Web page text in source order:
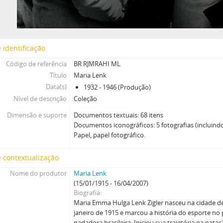
identificação
Código de referência
BR RJMRAHI ML
Título
Maria Lenk
Data(s)
1932 - 1946 (Produção)
Nível de descrição
Coleção
Dimensão e suporte
Documentos textuais: 68 itens
Documentos iconográficos: 5 fotografias
Papel, papel fotográfico.
contextualização
Nome do produtor
Maria Lenk
(15/01/1915 - 16/04/2007)
Biografia
Maria Emma Hulga Lenk Zigler nasceu na cidade
janeiro de 1915 e marcou a história do esporte no